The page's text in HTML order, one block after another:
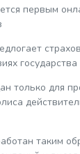
первым
только для
таким